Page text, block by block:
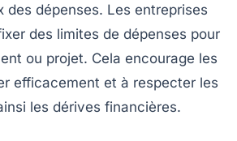
des dépenses. Les entreprises
des limites de dépenses pour
ou projet. Cela encourage les
efficacement et à respecter les
les dérives financières.